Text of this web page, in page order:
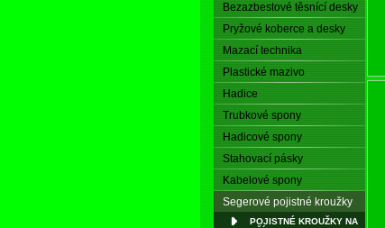
Bezazbestové těsnící desky
Pryžové koberce a desky
Mazací technika
Plastické mazivo
Hadice
Trubkové spony
Hadicové spony
Stahovací pásky
Kabelové spony
Segerové pojistné kroužky
POJISTNÉ KROUŽKY NA